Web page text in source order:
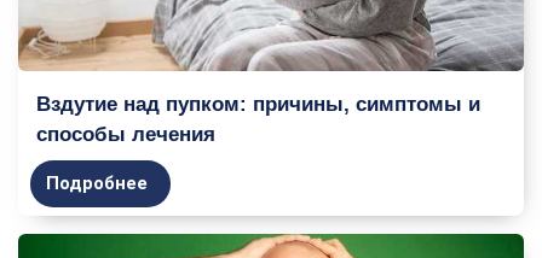
Вздутие над пупком: причины, симптомы и
способы лечения
Подробнее